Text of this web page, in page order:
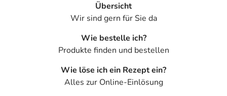
Übersicht
Wir sind gern für Sie da
Wie bestelle ich?
Produkte finden und bestellen
Wie löse ich ein Rezept ein?
Alles zur Online-Einlösung